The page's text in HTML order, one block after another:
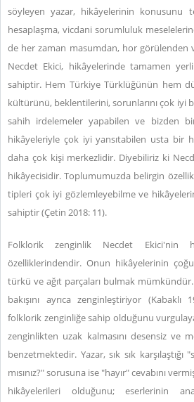
söyleyen yazar, hikâyelerinin konusunu
hesaplaşma, vicdani sorumluluk
de her zaman masumdan, hor görülenden
Necdet Ekici, hikâyelerinde tamamen
sahiptir. Hem Türkiye Türklüğünün hem
kültürünü, beklentilerini, sorunlarını çok iyi
sahih irdelemeler yapabilen ve bizden
hikâyeleriyle çok iyi yansıtabilen usta bir
daha çok kişi merkezlidir. Diyebiliriz ki
hikâyecisidir. Toplumumuzda belirgin
tipleri çok iyi gözlemleyebilme ve
sahiptir (Çetin 2018: 11).
Folklorik zenginlik Necdet Ekici'nin
özelliklerindendir. Onun hikâyelerinin
türkü ve ağıt parçaları bulmak
bakışını ayrıca zenginleştiriyor
folklorik zenginliğe sahip olduğunu
zenginlikten uzak kalmasını desensiz ve
benzetmektedir. Yazar, sık sık
mısınız?" sorusuna ise "hayır" cevabını
hikâyelerileri olduğunu; eserlerinin